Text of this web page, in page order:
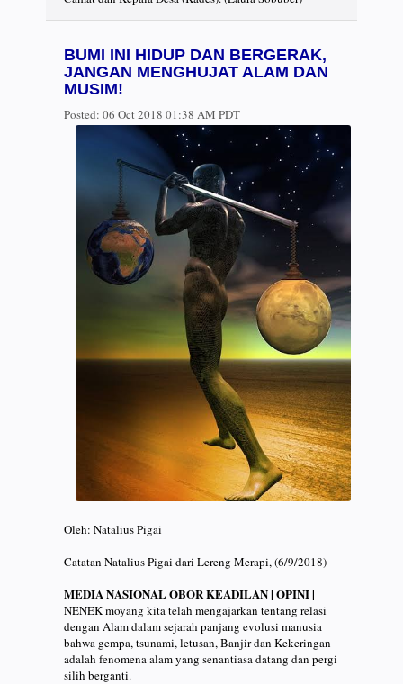
BUMI INI HIDUP DAN BERGERAK,
JANGAN MENGHUJAT ALAM DAN
MUSIM!
Posted: 06 Oct 2018 01:38 AM PDT
Oleh: Natalius Pigai
Catatan Natalius Pigai dari Lereng Merapi, (6/9/2018)
MEDIA NASIONAL OBOR KEADILAN | OPINI |
NENEK moyang kita telah mengajarkan tentang relasi
dengan Alam dalam sejarah panjang evolusi manusia
bahwa gempa, tsunami, letusan, Banjir dan Kekeringan
adalah fenomena alam yang senantiasa datang dan pergi
silih berganti.